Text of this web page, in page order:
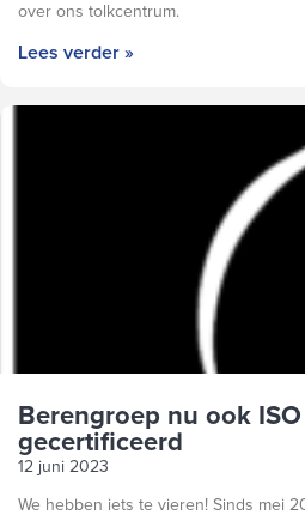
over ons tolkcentrum.
Lees verder »
Berengroep nu ook
gecertificeerd
12 juni 2023
We hebben iets te vieren! Sinds mei